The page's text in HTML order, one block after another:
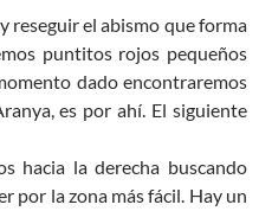
reseguir el abismo que forma
puntitos rojos pequeños
dado encontraremos
es por ahí. El siguiente
hacia la derecha buscando
por la zona más fácil. Hay un